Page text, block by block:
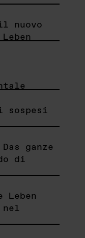
nuovo
sospesi
ganze
di